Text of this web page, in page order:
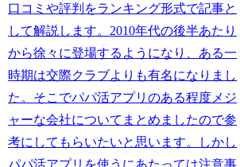
口コミや評判をランキング形式で記事と
して解説します。2010年代の後半あたり
から徐々に登場するようになり、ある一
時期は交際クラブよりも有名になりまし
た。そこでパパ活アプリのある程度メジ
ャーな会社についてまとめましたので参
考にしてもらいたいと思います。しかし
パパ活アプリを使うにあたっては注意事